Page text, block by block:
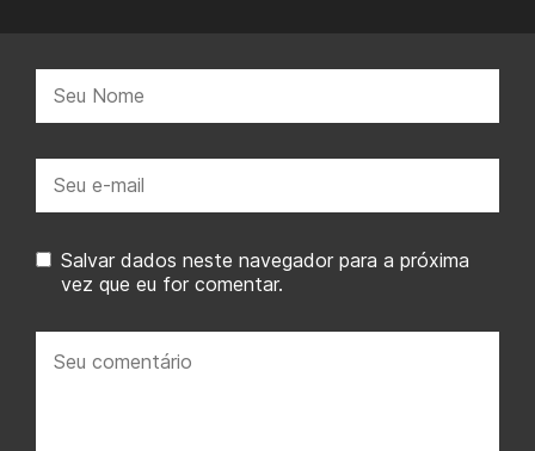
mail:
Salvar dados neste navegador para a próxima
vez que eu for comentar.
comentário: